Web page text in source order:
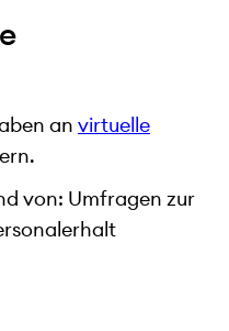
an virtuelle
von: Umfragen zur